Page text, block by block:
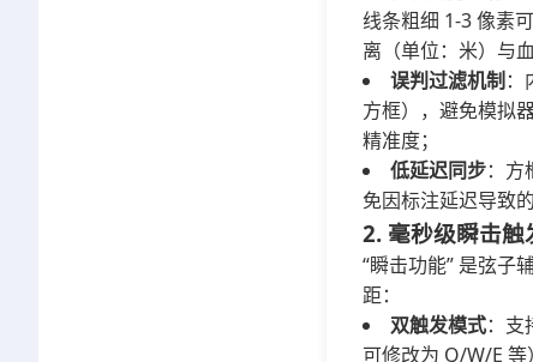
线条粗细 1-3 像素
离（单位：米）与
误判过滤机制 ：
方框），避免模拟
精准度；
低延迟同步：方
免因标注延迟导致
2. 毫秒级瞬击触
“瞬击功能” 是弦子
距：
双触发模式：支
可修改为 Q/W/E